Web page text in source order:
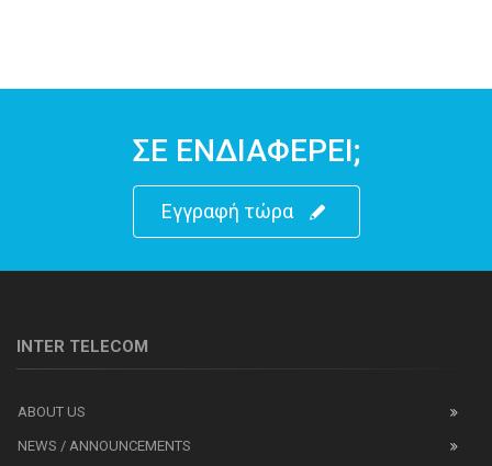
ΣΕ ΕΝΔΙΑΦΕΡΕΙ;
Εγγραφή τώρα
INTER TELECOM
ABOUT US
NEWS / ANNOUNCEMENTS